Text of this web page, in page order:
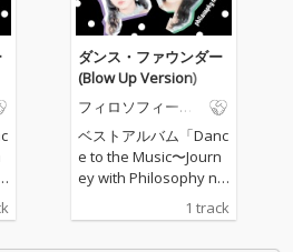
ダンス・ファウンダー
(Blow Up Version)
フィロソフィーの
ベストアルバム「Danc
e to the Music〜Journ
ey with Philosophy no
Dance〜」の完全生産
限定盤Disc3「Rare Tra
1 track